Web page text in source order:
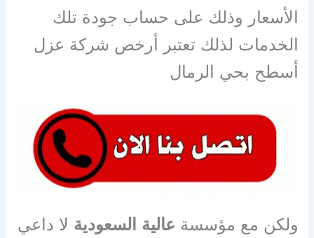
الأسعار وذلك على حساب جودة تلك
الخدمات لذلك تعتبر أرخص شركة عزل
أسطح بحي الرمال
ولكن مع مؤسسة عالية السعودية لا داعي